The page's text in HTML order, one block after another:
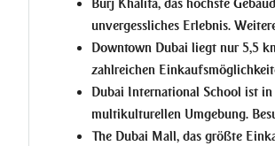
Burj Khalifa, das höchste
unvergessliches Erlebnis.
Downtown Dubai liegt nur 5,5
zahlreichen
Dubai International School ist in
multikulturellen Umgebung.
The Dubai Mall, das größte